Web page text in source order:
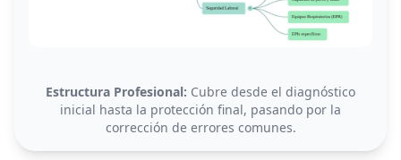
Estructura Profesional: Cubre desde el diagnóstico
inicial hasta la protección final, pasando por la
corrección de errores comunes.